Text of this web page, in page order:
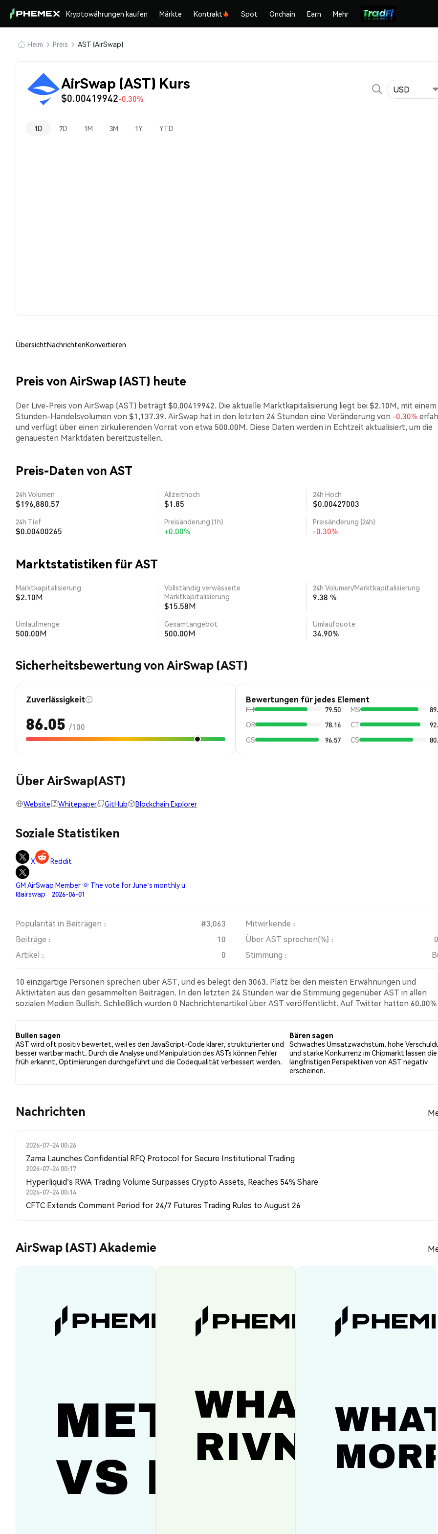
Kryptowährungen kaufen Märkte Kontrakt Spot Onchain Earn Mehr
Heim Preis AST (AirSwap)
AirSwap (AST) Kurs
$0.00419942-0.30%
USD
1D 7D 1M 3M 1Y YTD
ÜbersichtNachrichtenKonvertieren
Preis von AirSwap (AST) heute
Der Live-Preis von AirSwap (AST) beträgt $0.00419942. Die aktuelle Marktkapitalisierung liegt bei $2.10M, mit
Stunden-Handelsvolumen von $1,137.39. AirSwap hat in den letzten 24 Stunden eine Veränderung von -0.30%
und verfügt über einen zirkulierenden Vorrat von etwa 500.00M. Diese Daten werden in Echtzeit aktualisiert, um die
genauesten Marktdaten bereitzustellen.
Preis-Daten von AST
24h Volumen
$196,880.57
Allzeithoch
$1.85
24h Hoch
$0.00427003
24h Tief
$0.00400265
Preisänderung (1h)
+0.00%
Preisänderung (24h)
-0.30%
Marktstatistiken für AST
Marktkapitalisierung
$2.10M
Vollständig verwässerte
Marktkapitalisierung
$15.58M
24h Volumen/Marktkapitalisierung
9.38 %
Umlaufmenge
500.00M
Gesamtangebot
500.00M
Umlaufquote
34.90%
Sicherheitsbewertung von AirSwap (AST)
Zuverlässigkeit
86.05 /100
Bewertungen für jedes Element
FH 79.50 MS
OR
78.16 CT
GS
96.57 CS
Über AirSwap(AST)
Website Whitepaper GitHub Blockchain Explorer
Soziale Statistiken
X Reddit
GM AirSwap Member 🌞 The vote for June's monthly u
@airswap · 2026-06-01
Popularität in Beiträgen : #3,063 Mitwirkende :
Beiträge :
10 Über AST sprechen(%) :
Artikel :
0 Stimmung :
10 einzigartige Personen sprechen über AST, und es belegt den 3063. Platz bei den meisten Erwähnungen und
Aktivitäten aus den gesammelten Beiträgen. In den letzten 24 Stunden war die Stimmung gegenüber AST in allen
sozialen Medien Bullish. Schließlich wurden 0 Nachrichtenartikel über AST veröffentlicht. Auf Twitter hatten
Bullen sagen
AST wird oft positiv bewertet, weil es den JavaScript-Code klarer, strukturierter und
besser wartbar macht. Durch die Analyse und Manipulation des ASTs können Fehler
früh erkannt, Optimierungen durchgeführt und die Codequalität verbessert werden.
Bären sagen
Schwaches Umsatzwachstum, hohe
und starke Konkurrenz im Chipmarkt lassen die
langfristigen Perspektiven von AST negativ
erscheinen.
Nachrichten
2026-07-24 00:26
Zama Launches Confidential RFQ Protocol for Secure Institutional Trading
2026-07-24 00:17
Hyperliquid's RWA Trading Volume Surpasses Crypto Assets, Reaches 54% Share
2026-07-24 00:14
CFTC Extends Comment Period for 24/7 Futures Trading Rules to August 26
AirSwap (AST) Akademie